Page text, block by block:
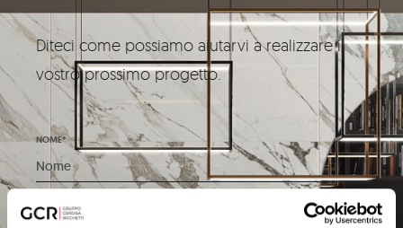
Diteci come possiamo aiutarvi a realizzare il
vostro prossimo progetto.
NOME*
COGNOME*